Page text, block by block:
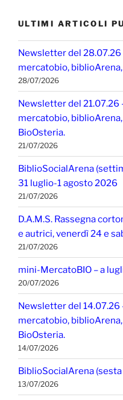
ULTIMI ARTICOLI
Newsletter del 28.07.26
mercatobio,
28/07/2026
Newsletter del 21.07.26
mercatobio,
BioOsteria.
21/07/2026
BiblioSocialArena
31 luglio-1 agosto 2026
21/07/2026
D.A.M.S. Rassegna
e autrici, venerdì 24 e
21/07/2026
mini-MercatoBIO – a
20/07/2026
Newsletter del
mercatobio,
BioOsteria.
14/07/2026
BiblioSocialArena
13/07/2026